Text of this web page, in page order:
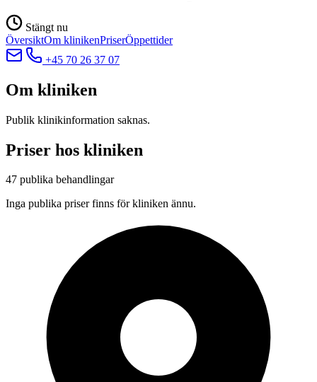
Stängt nu
ÖversiktOm klinikenPriserÖppettider
+45 70 26 37 07
Om kliniken
Publik klinikinformation saknas.
Priser hos kliniken
47 publika behandlingar
Inga publika priser finns för kliniken ännu.